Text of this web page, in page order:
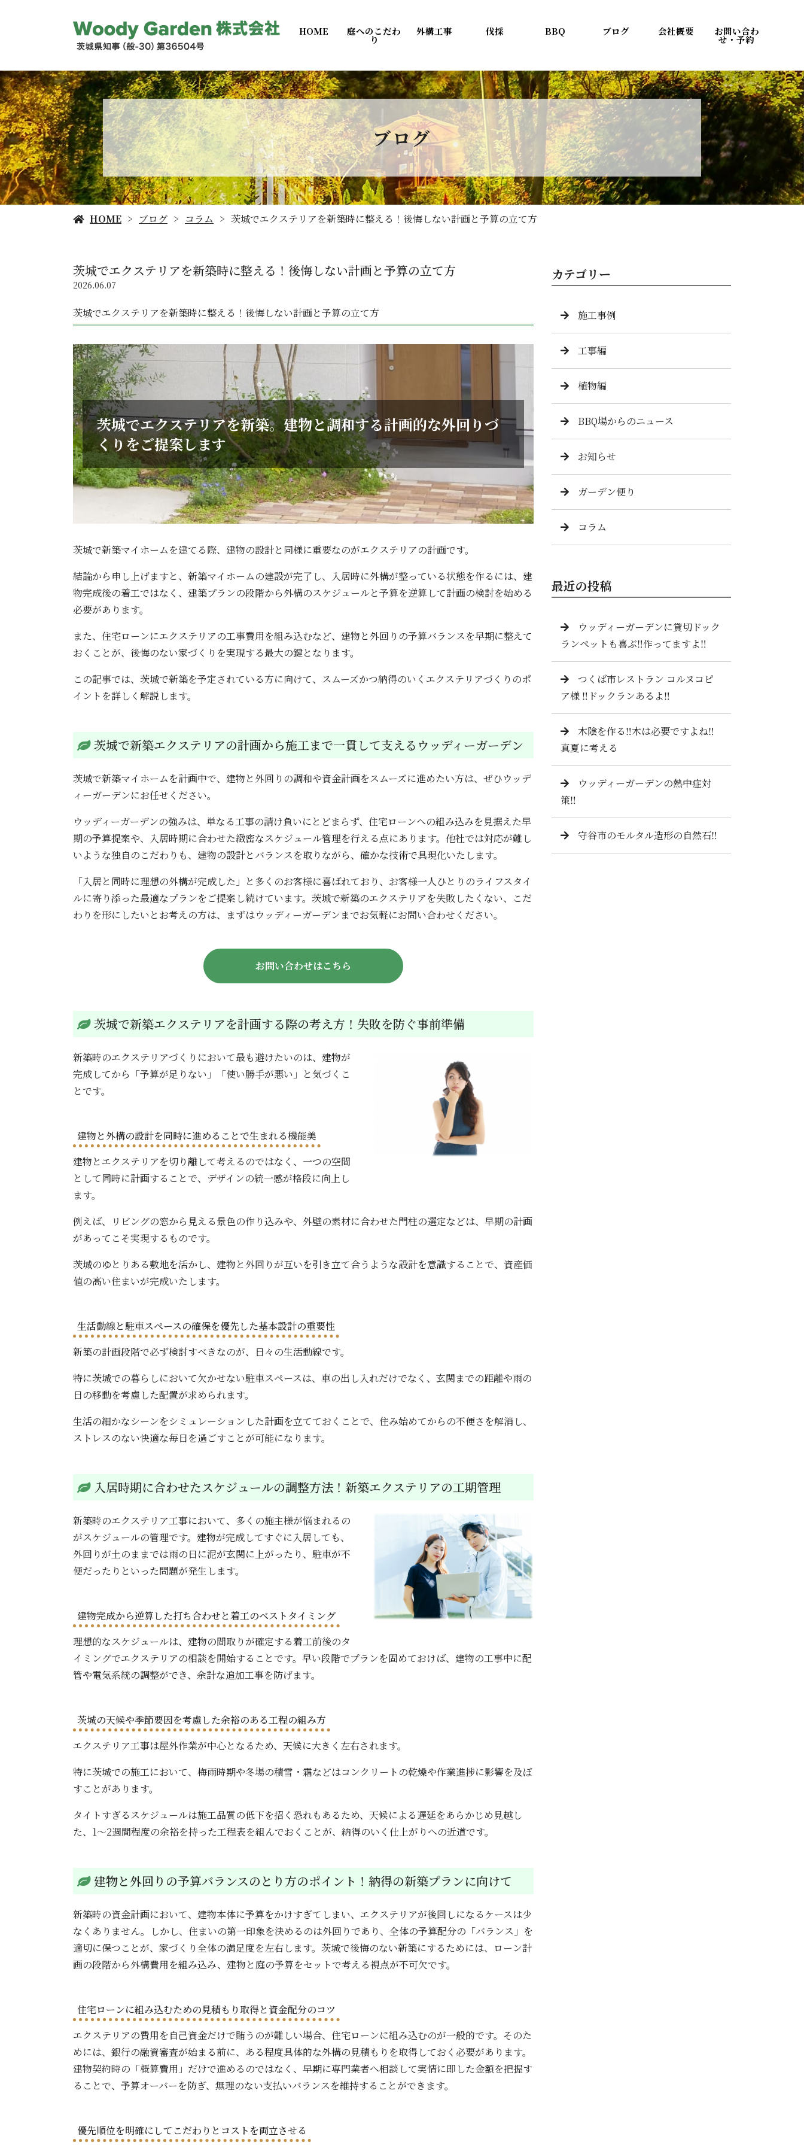
HOME 庭へのこだわ
り
外構工事 伐採 BBQ ブログ 会社概要 お問い合わ
せ・予約
ブログ
HOME ブログ コラム 茨城でエクステリアを新築時に整える！後悔しない計画と予算の立て方
茨城でエクステリアを新築時に整える！後悔しない計画と予算の立て方
2026.06.07
茨城でエクステリアを新築時に整える！後悔しない計画と予算の立て方
茨城でエクステリアを新築。建物と調和する計画的な外回りづ
くりをご提案します
茨城で新築マイホームを建てる際、建物の設計と同様に重要なのがエクステリアの計画です。
結論から申し上げますと、新築マイホームの建設が完了し、入居時に外構が整っている状態を作るには、建
物完成後の着工ではなく、建築プランの段階から外構のスケジュールと予算を逆算して計画の検討を始める
必要があります。
また、住宅ローンにエクステリアの工事費用を組み込むなど、建物と外回りの予算バランスを早期に整えて
おくことが、後悔のない家づくりを実現する最大の鍵となります。
この記事では、茨城で新築を予定されている方に向けて、スムーズかつ納得のいくエクステリアづくりのポ
イントを詳しく解説します。
茨城で新築エクステリアの計画から施工まで一貫して支えるウッディーガーデン
茨城で新築マイホームを計画中で、建物と外回りの調和や資金計画をスムーズに進めたい方は、ぜひウッデ
ィーガーデンにお任せください。
ウッディーガーデンの強みは、単なる工事の請け負いにとどまらず、住宅ローンへの組み込みを見据えた早
期の予算提案や、入居時期に合わせた緻密なスケジュール管理を行える点にあります。他社では対応が難し
いような独自のこだわりも、建物の設計とバランスを取りながら、確かな技術で具現化いたします。
「入居と同時に理想の外構が完成した」と多くのお客様に喜ばれており、お客様一人ひとりのライフスタイ
ルに寄り添った最適なプランをご提案し続けています。茨城で新築のエクステリアを失敗したくない、こだ
わりを形にしたいとお考えの方は、まずはウッディーガーデンまでお気軽にお問い合わせください。
お問い合わせはこちら
茨城で新築エクステリアを計画する際の考え方！失敗を防ぐ事前準備
新築時のエクステリアづくりにおいて最も避けたいのは、建物が
完成してから「予算が足りない」「使い勝手が悪い」と気づくこ
とです。
建物と外構の設計を同時に進めることで生まれる機能美
建物とエクステリアを切り離して考えるのではなく、一つの空間
として同時に計画することで、デザインの統一感が格段に向上し
ます。
例えば、リビングの窓から見える景色の作り込みや、外壁の素材に合わせた門柱の選定などは、早期の計画
があってこそ実現するものです。
茨城のゆとりある敷地を活かし、建物と外回りが互いを引き立て合うような設計を意識することで、資産価
値の高い住まいが完成いたします。
生活動線と駐車スペースの確保を優先した基本設計の重要性
新築の計画段階で必ず検討すべきなのが、日々の生活動線です。
特に茨城での暮らしにおいて欠かせない駐車スペースは、車の出し入れだけでなく、玄関までの距離や雨の
日の移動を考慮した配置が求められます。
生活の細かなシーンをシミュレーションした計画を立てておくことで、住み始めてからの不便さを解消し、
ストレスのない快適な毎日を過ごすことが可能になります。
入居時期に合わせたスケジュールの調整方法！新築エクステリアの工期管理
新築時のエクステリア工事において、多くの施主様が悩まれるの
がスケジュールの管理です。建物が完成してすぐに入居しても、
外回りが土のままでは雨の日に泥が玄関に上がったり、駐車が不
便だったりといった問題が発生します。
建物完成から逆算した打ち合わせと着工のベストタイミング
理想的なスケジュールは、建物の間取りが確定する着工前後のタ
イミングでエクステリアの相談を開始することです。早い段階でプランを固めておけば、建物の工事中に配
管や電気系統の調整ができ、余計な追加工事を防げます。
茨城の天候や季節要因を考慮した余裕のある工程の組み方
エクステリア工事は屋外作業が中心となるため、天候に大きく左右されます。
特に茨城での施工において、梅雨時期や冬場の積雪・霜などはコンクリートの乾燥や作業進捗に影響を及ぼ
すことがあります。
タイトすぎるスケジュールは施工品質の低下を招く恐れもあるため、天候による遅延をあらかじめ見越し
た、1～2週間程度の余裕を持った工程表を組んでおくことが、納得のいく仕上がりへの近道です。
建物と外回りの予算バランスのとり方のポイント！納得の新築プランに向けて
新築時の資金計画において、建物本体に予算をかけすぎてしまい、エクステリアが後回しになるケースは少
なくありません。しかし、住まいの第一印象を決めるのは外回りであり、全体の予算配分の「バランス」を
適切に保つことが、家づくり全体の満足度を左右します。茨城で後悔のない新築にするためには、ローン計
画の段階から外構費用を組み込み、建物と庭の予算をセットで考える視点が不可欠です。
住宅ローンに組み込むための見積もり取得と資金配分のコツ
エクステリアの費用を自己資金だけで賄うのが難しい場合、住宅ローンに組み込むのが一般的です。そのた
めには、銀行の融資審査が始まる前に、ある程度具体的な外構の見積もりを取得しておく必要があります。
建物契約時の「概算費用」だけで進めるのではなく、早期に専門業者へ相談して実情に即した金額を把握す
ることで、予算オーバーを防ぎ、無理のない支払いバランスを維持することができます。
優先順位を明確にしてこだわりとコストを両立させる
カテゴリー
施工事例
工事編
植物編
BBQ場からのニュース
お知らせ
ガーデン便り
コラム
最近の投稿
ウッディーガーデンに貸切ドック
ランペットも喜ぶ‼️作ってますよ‼️
つくば市レストラン コルヌコピ
ア様 ‼️ドックランあるよ‼️
木陰を作る‼️木は必要ですよね‼️
真夏に考える
ウッディーガーデンの熱中症対
策‼️
守谷市のモルタル造形の自然石‼️